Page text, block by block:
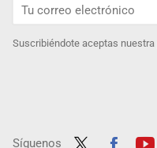
Suscribiéndote aceptas nuestra
Síguenos